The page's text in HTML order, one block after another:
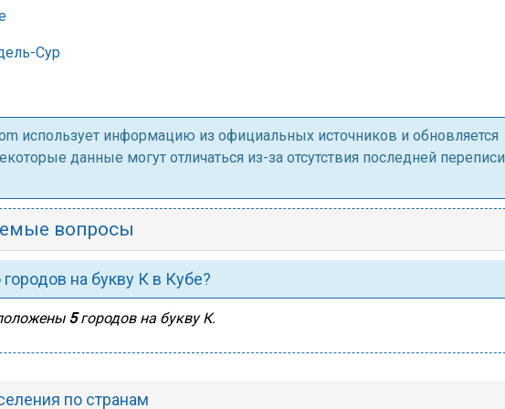
Сур
использует информацию из официальных источников и обновляется
данные могут отличаться из-за отсутствия последней переписи
вопросы
городов на букву К в Кубе?
5городов на букву К.
по странам